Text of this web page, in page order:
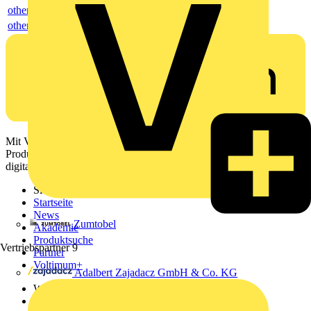
Zumtobel
Vertriebspartner 9
Adalbert Zajadacz GmbH & Co. KG
others
others
Mit Voltimum erhalten Elektrofachkräfte Zugang zu Branchennews,
Produktinformationen, Schulungen und Tools – alles auf einer
digitalen Plattform und Community.
Sitemap
Startseite
News
Akademie
Produktsuche
Partner
Voltimum+
Weitere Links